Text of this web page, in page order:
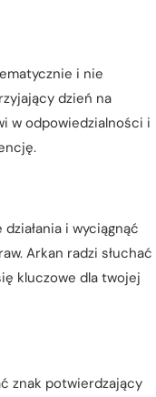
i nie
dzień na
w odpowiedzialności i
i wyciągnąć
Arkan radzi słuchać
kluczowe dla twojej
znak potwierdzający